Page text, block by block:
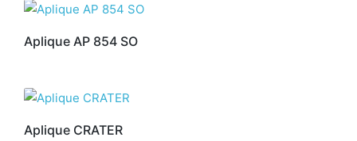
Aplique AP 854 SO
Aplique CRATER